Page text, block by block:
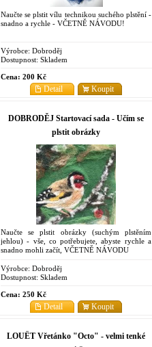
Naučte se plstit vílu technikou suchého plstění -
snadno a rychle - VČETNĚ NÁVODU!
Výrobce: Dobroděj
Dostupnost: Skladem
Cena: 200 Kč
Koupit
Detail
DOBRODĚJ Startovací sada - Učím se
plstit obrázky
Naučte se plstit obrázky (suchým plstěním
jehlou) - vše, co potřebujete, abyste rychle a
snadno mohli začít, VČETNĚ NÁVODU
Výrobce: Dobroděj
Dostupnost: Skladem
Cena: 250 Kč
Koupit
Detail
LOUËT Vřetánko "Octo" - velmi tenké